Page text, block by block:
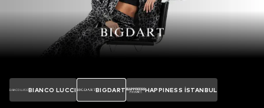
BIANCO LUCCI BIGDART HAPPINESS İSTANBUL